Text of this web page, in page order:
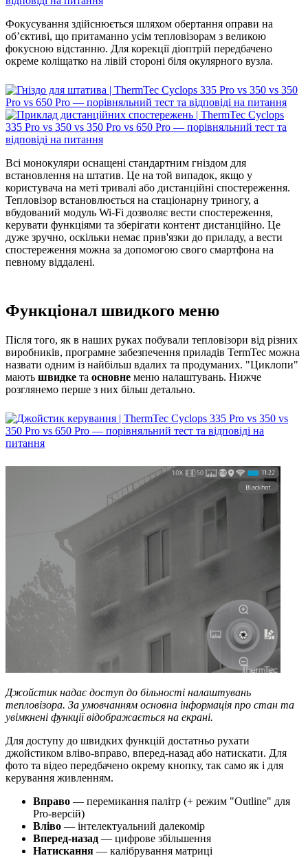
Фокусування здійснюється шляхом обертання оправи на
об’єктиві, що притаманно усім тепловізорам з великою
фокусною відстанню. Для корекції діоптрій передбачено
окреме коліщатко на лівій стороні біля окулярного вузла.
Всі монокуляри оснащені стандартним гніздом для
встановлення на штатив. Це на той випадок, якщо у
користувача на меті тривалі або дистанційні спостереження.
Тепловізор встановлюється на стаціонарну триногу, а
вбудований модуль Wi-Fi дозволяє вести спостереження,
керувати функціями та зберігати контент дистанційно. Це
дуже зручно, оскільки немає прив'язки до приладу, а вести
спостереження можна за допомогою свого смартфона на
певному віддалені.
Функціонал швидкого меню
Після того, як в наших руках побували тепловізори від різних
виробників, програмне забезпечення приладів TermTec можна
назвати одним із найбільш вдалих та продуманих. "Циклопи"
мають швидке та основне меню налаштувань. Нижче
розглянемо перше з них більш детально.
Джойстик надає доступ до більності налаштувань
тепловізора. За умовчанням основна інформація про стан та
увімкнені функції відображається на екрані.
Для доступу до швидких функцій достатньо рухати
джойстиком вліво-вправо, вперед-назад або натискати. Для
фото та відео передбачено окрему кнопку, так само як і для
керування живленням.
Вправо — перемикання палітр (+ режим "Outline" для
Pro-версій)
Вліво — інтелектуальний далекомір
Вперед-назад — цифрове збільшення
Натискання — калібрування матриці